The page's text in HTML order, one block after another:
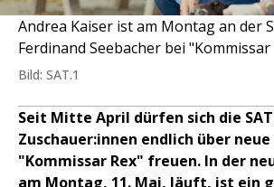
Andrea Kaiser ist am Montag an der
Ferdinand Seebacher bei "Kommissar
Bild: SAT.1
Seit Mitte April dürfen sich die
Zuschauer:innen endlich über neue
"Kommissar Rex" freuen. In der
am Montag, 11. Mai, läuft, ist ein